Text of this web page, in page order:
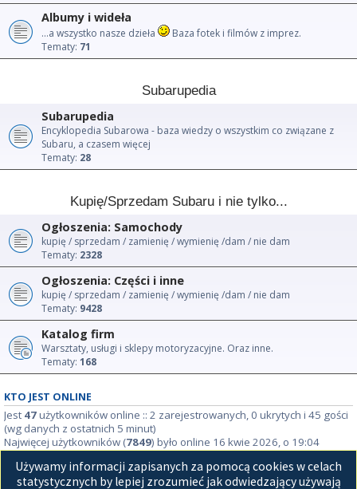
Albumy i wideła
...a wszystko nasze dzieła
Baza fotek i filmów z imprez.
Tematy: 71
Subarupedia
Subarupedia
Encyklopedia Subarowa - baza wiedzy o wszystkim co związane z
Subaru, a czasem więcej
Tematy: 28
Kupię/Sprzedam Subaru i nie tylko...
Ogłoszenia: Samochody
kupię / sprzedam / zamienię / wymienię /dam / nie dam
Tematy: 2328
Ogłoszenia: Części i inne
kupię / sprzedam / zamienię / wymienię /dam / nie dam
Tematy: 9428
Katalog firm
Warsztaty, usługi i sklepy motoryzacyjne. Oraz inne.
Tematy: 168
KTO JEST ONLINE
Jest 47użytkowników online :: 2 zarejestrowanych, 0 ukrytych i 45 gości
(wg danych z ostatnich 5 minut)
Najwięcej użytkowników (7849) było online 16 kwie 2026, o 19:04
STATYSTYKI
Używamy informacji zapisanych za pomocą cookies w celach
statystycznych by lepiej zrozumieć jak odwiedzający używają